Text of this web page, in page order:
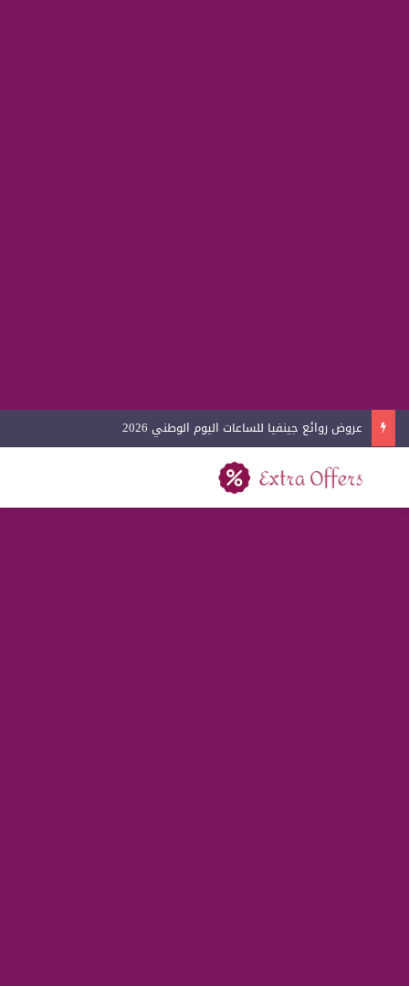
عروض روائع جينفيا للساعات اليوم الوطني 2026
بحث عن